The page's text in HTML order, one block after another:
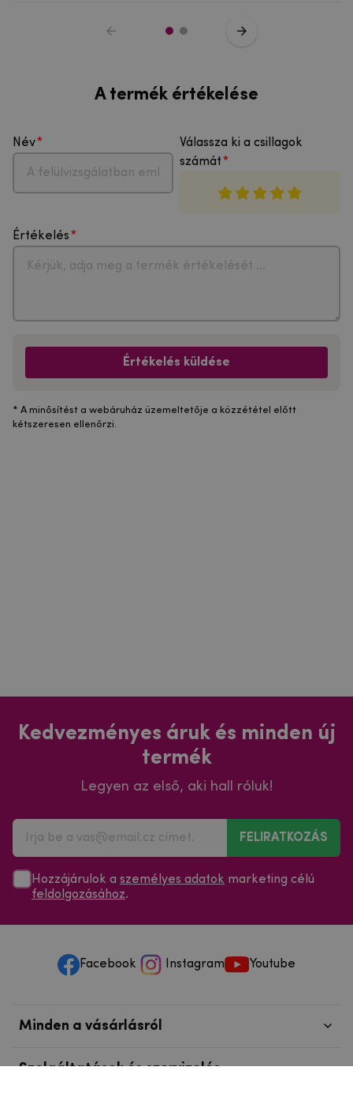
A termék értékelése
Név
Válassza ki a csillagok
számát
Értékelés
Értékelés küldése
* A minősítést a webáruház üzemeltetője a közzététel előtt
kétszeresen ellenőrzi.
Kedvezményes áruk és minden új
termék
Legyen az első, aki hall róluk!
FELIRATKOZÁS
Hozzájárulok a személyes adatok marketing célú
feldolgozásához.
Facebook Instagram Youtube
Minden a vásárlásról
Szolgáltatások és szervizelés